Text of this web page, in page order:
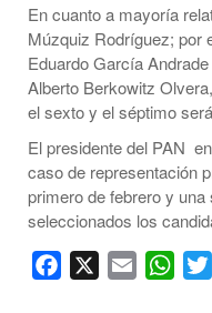
En cuanto a mayoría
Múzquiz Rodríguez; por
Eduardo García
Alberto Berkowitz
el sexto y el séptimo
El presidente del PAN
caso de representación
primero de febrero y
seleccionados los
Facebook Email